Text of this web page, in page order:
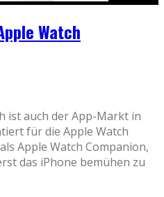
Watch
ist auch der App-Markt in
für die Apple Watch
Apple Watch Companion,
das iPhone bemühen zu